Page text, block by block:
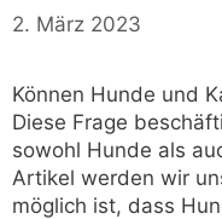
2. März 2023
Können Hunde und
Diese Frage
sowohl Hunde als
Artikel werden wir
möglich ist, dass